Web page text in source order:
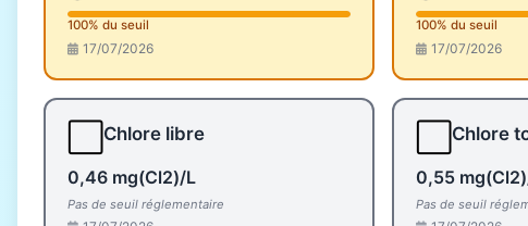
100% du seuil
17/07/2026
100% du seuil
17/07/2026
Chlore libre
0,46 mg(Cl2)/L
Pas de seuil réglementaire
Chlore
0,55
Pas de seuil